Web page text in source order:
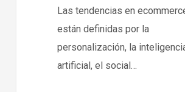
Las tendencias en
están definidas por la
personalización, la
artificial, el social…